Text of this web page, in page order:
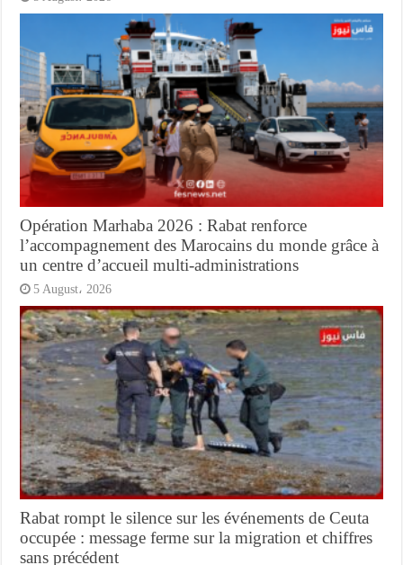
Opération Marhaba 2026 : Rabat renforce
l’accompagnement des Marocains du monde grâce à
un centre d’accueil multi-administrations
5 August، 2026
Rabat rompt le silence sur les événements de Ceuta
occupée : message ferme sur la migration et chiffres
sans précédent